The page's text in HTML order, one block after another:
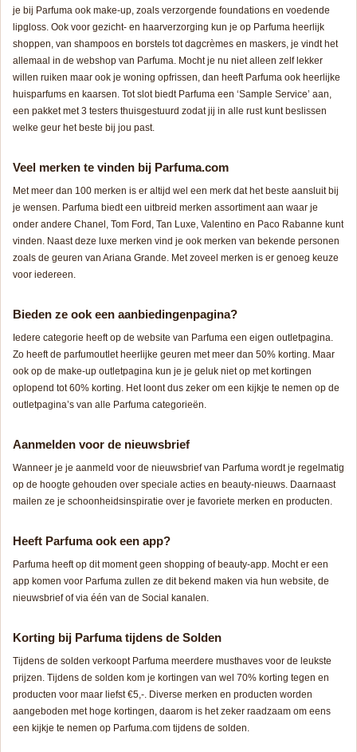
je bij Parfuma ook make-up, zoals verzorgende foundations en voedende
lipgloss. Ook voor gezicht- en haarverzorging kun je op Parfuma heerlijk
shoppen, van shampoos en borstels tot dagcrèmes en maskers, je vindt het
allemaal in de webshop van Parfuma. Mocht je nu niet alleen zelf lekker
willen ruiken maar ook je woning opfrissen, dan heeft Parfuma ook heerlijke
huisparfums en kaarsen. Tot slot biedt Parfuma een ‘Sample Service’ aan,
een pakket met 3 testers thuisgestuurd zodat jij in alle rust kunt beslissen
welke geur het beste bij jou past.
Veel merken te vinden bij Parfuma.com
Met meer dan 100 merken is er altijd wel een merk dat het beste aansluit bij
je wensen. Parfuma biedt een uitbreid merken assortiment aan waar je
onder andere Chanel, Tom Ford, Tan Luxe, Valentino en Paco Rabanne kunt
vinden. Naast deze luxe merken vind je ook merken van bekende personen
zoals de geuren van Ariana Grande. Met zoveel merken is er genoeg keuze
voor iedereen.
Bieden ze ook een aanbiedingenpagina?
Iedere categorie heeft op de website van Parfuma een eigen outletpagina.
Zo heeft de parfumoutlet heerlijke geuren met meer dan 50% korting. Maar
ook op de make-up outletpagina kun je je geluk niet op met kortingen
oplopend tot 60% korting. Het loont dus zeker om een kijkje te nemen op de
outletpagina’s van alle Parfuma categorieën.
Aanmelden voor de nieuwsbrief
Wanneer je je aanmeld voor de nieuwsbrief van Parfuma wordt je regelmatig
op de hoogte gehouden over speciale acties en beauty-nieuws. Daarnaast
mailen ze je schoonheidsinspiratie over je favoriete merken en producten.
Heeft Parfuma ook een app?
Parfuma heeft op dit moment geen shopping of beauty-app. Mocht er een
app komen voor Parfuma zullen ze dit bekend maken via hun website, de
nieuwsbrief of via één van de Social kanalen.
Korting bij Parfuma tijdens de Solden
Tijdens de solden verkoopt Parfuma meerdere musthaves voor de leukste
prijzen. Tijdens de solden kom je kortingen van wel 70% korting tegen en
producten voor maar liefst €5,-. Diverse merken en producten worden
aangeboden met hoge kortingen, daarom is het zeker raadzaam om eens
een kijkje te nemen op Parfuma.com tijdens de solden.